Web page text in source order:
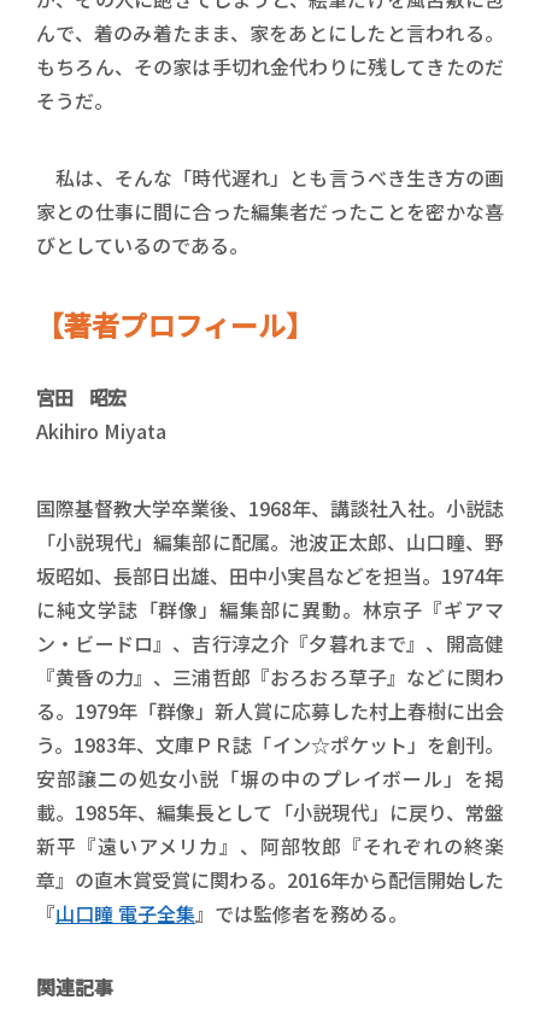
んで、着のみ着たまま、家をあとにしたと言われる。
もちろん、その家は手切れ金代わりに残してきたのだ
そうだ。
私は、そんな「時代遅れ」とも言うべき生き方の画
家との仕事に間に合った編集者だったことを密かな喜
びとしているのである。
【著者プロフィール】
宮田 昭宏
Akihiro Miyata
国際基督教大学卒業後、1968年、講談社入社。小説誌
「小説現代」編集部に配属。池波正太郎、山口瞳、野
坂昭如、長部日出雄、田中小実昌などを担当。1974年
に純文学誌「群像」編集部に異動。林京子『ギアマ
ン・ビードロ』、吉行淳之介『夕暮れまで』、開高健
『黄昏の力』、三浦哲郎『おろおろ草子』などに関わ
る。1979年「群像」新人賞に応募した村上春樹に出会
う。1983年、文庫ＰＲ誌「イン☆ポケット」を創刊。
安部譲二の処女小説「塀の中のプレイボール」を掲
載。1985年、編集長として「小説現代」に戻り、常盤
新平『遠いアメリカ』、阿部牧郎『それぞれの終楽
章』の直木賞受賞に関わる。2016年から配信開始した
『山口瞳 電子全集』では監修者を務める。
関連記事